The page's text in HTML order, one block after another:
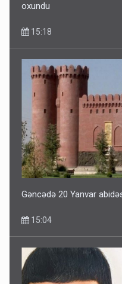
oxundu
15:18
Gəncədə 20 Yanvar
15:04